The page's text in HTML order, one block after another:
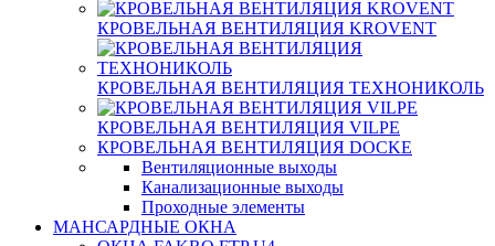
КРОВЕЛЬНАЯ ВЕНТИЛЯЦИЯ KROVENT
КРОВЕЛЬНАЯ ВЕНТИЛЯЦИЯ ТЕХНОНИКОЛЬ
КРОВЕЛЬНАЯ ВЕНТИЛЯЦИЯ VILPE
КРОВЕЛЬНАЯ ВЕНТИЛЯЦИЯ DOCKE
Вентиляционные выходы
Канализационные выходы
Проходные элементы
МАНСАРДНЫЕ ОКНА